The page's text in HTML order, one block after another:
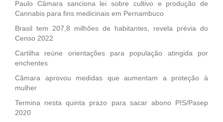
Paulo Câmara sanciona lei sobre cultivo e produção de
Cannabis para fins medicinais em Pernambuco
Brasil tem 207,8 milhões de habitantes, revela prévia do
Censo 2022
Cartilha reúne orientações para população atingida por
enchentes
Câmara aprovou medidas que aumentam a proteção à
mulher
Termina nesta quinta prazo para sacar abono PIS/Pasep
2020